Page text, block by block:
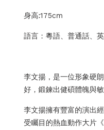
身高:175cm
語言：粵語、普通話、
李文揚，是一位形象硬
好，鍛鍊出健碩體魄與
李文揚擁有豐富的演出
受矚目的熱血動作大片